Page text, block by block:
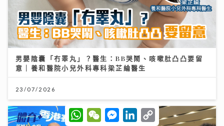
男嬰陰囊「冇睪丸」？醫生：BB哭鬧、咳嗽肚凸凸要留
意｜養和醫院小兒外科專科梁芷綸醫生
23/07/2026
W
h
W
e
M
e
L
C
o